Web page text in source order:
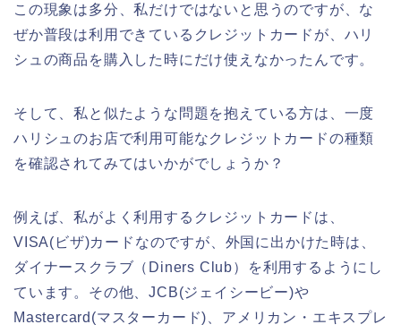
この現象は多分、私だけではないと思うのですが、な
ぜか普段は利用できているクレジットカードが、ハリ
シュの商品を購入した時にだけ使えなかったんです。
そして、私と似たような問題を抱えている方は、一度
ハリシュのお店で利用可能なクレジットカードの種類
を確認されてみてはいかがでしょうか？
例えば、私がよく利用するクレジットカードは、
VISA(ビザ)カードなのですが、外国に出かけた時は、
ダイナースクラブ（Diners Club）を利用するようにし
ています。その他、JCB(ジェイシービー)や
Mastercard(マスターカード)、アメリカン・エキスプレ